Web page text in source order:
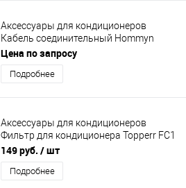
Аксессуары для кондиционеров
Кабель соединительный Hommyn
HCC-HI для модуля HDN/WFN
Цена по запросу
Подробнее
Аксессуары для кондиционеров
Фильтр для кондиционера Topperr FC1
(1123)
149 руб. / шт
Подробнее